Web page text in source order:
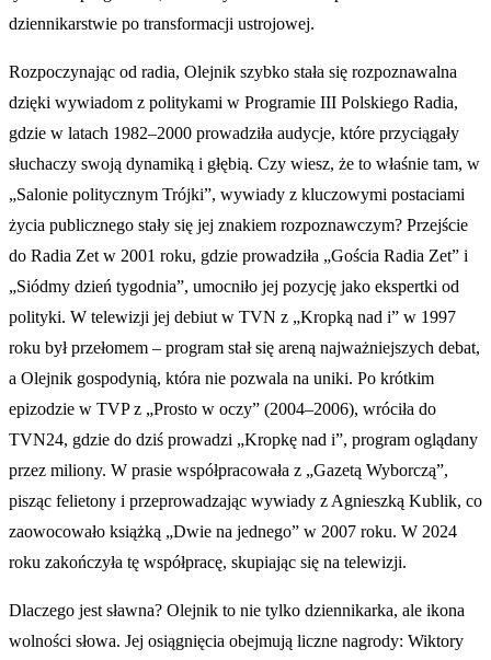
dziennikarstwie po transformacji ustrojowej.
Rozpoczynając od radia, Olejnik szybko stała się rozpoznawalna
dzięki wywiadom z politykami w Programie III Polskiego Radia,
gdzie w latach 1982–2000 prowadziła audycje, które przyciągały
słuchaczy swoją dynamiką i głębią. Czy wiesz, że to właśnie tam, w
„Salonie politycznym Trójki”, wywiady z kluczowymi postaciami
życia publicznego stały się jej znakiem rozpoznawczym? Przejście
do Radia Zet w 2001 roku, gdzie prowadziła „Gościa Radia Zet” i
„Siódmy dzień tygodnia”, umocniło jej pozycję jako ekspertki od
polityki. W telewizji jej debiut w TVN z „Kropką nad i” w 1997
roku był przełomem – program stał się areną najważniejszych debat,
a Olejnik gospodynią, która nie pozwala na uniki. Po krótkim
epizodzie w TVP z „Prosto w oczy” (2004–2006), wróciła do
TVN24, gdzie do dziś prowadzi „Kropkę nad i”, program oglądany
przez miliony. W prasie współpracowała z „Gazetą Wyborczą”,
pisząc felietony i przeprowadzając wywiady z Agnieszką Kublik, co
zaowocowało książką „Dwie na jednego” w 2007 roku. W 2024
roku zakończyła tę współpracę, skupiając się na telewizji.
Dlaczego jest sławna? Olejnik to nie tylko dziennikarka, ale ikona
wolności słowa. Jej osiągnięcia obejmują liczne nagrody: Wiktory